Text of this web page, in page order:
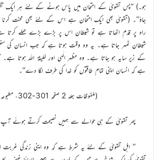
ہو۔) ’’پس تقویٰ کے امتحان میں پاس ہونے کے لئے ہر ایک
جاؤ‘‘۔ (تقویٰ بھی ایک امتحان ہے اس کے لئے بھی محنت
راہ پر قدم اٹھاتا ہے تو شیطان اس پر بڑے بڑے حملے کرتا
شیطان ٹھہر جاتا ہے۔ یہ وہ وقت ہوتا ہے کہ جب انسان کی
کے زیر سایہ ہو جاتا ہے۔ وہ مظہر الٰہی اور خلیفۃ اللہ ہوتا ہے۔
ہے کہ انسان اپنی تمام طاقتوں کو خدا کی طرف لگا دے‘‘۔
(ملفوظات جلد 2 صفحہ 301-302، مطبوعہ انگلستان ۔ ایڈیشن 1985ء)
پھر تقویٰ کے ہی حوالے سے ہمیں نصیحت کرتے ہوئے آپ
’’ اہل تقویٰ کے لئے یہ شرط ہے کہ وہ اپنی زندگی غربت